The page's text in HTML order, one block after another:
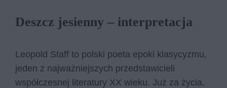
Deszcz jesienny – interpretacja
Leopold Staff to polski poeta epoki klasycyzmu,
jeden z najważniejszych przedstawicieli
współczesnej literatury XX wieku. Już za życia,